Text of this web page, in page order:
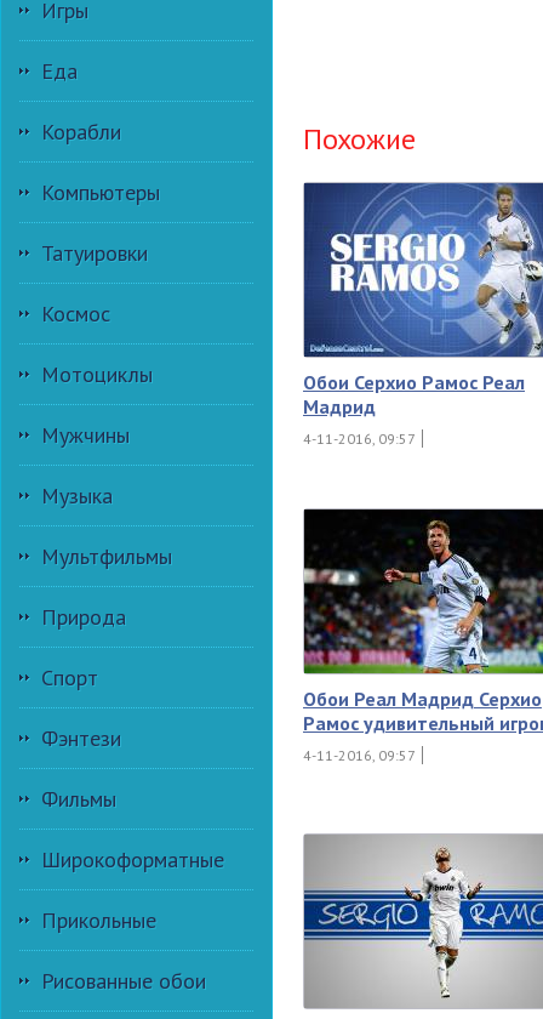
Игры
Еда
Корабли
Компьютеры
Татуировки
Космос
Мотоциклы
Мужчины
Музыка
Мультфильмы
Природа
Спорт
Фэнтези
Фильмы
Широкоформатные
Прикольные
Рисованные обои
Похожие
Обои Серхио Рамос Реал
Мадрид
4-11-2016, 09:57
Обои Реал Мадрид Серхио
Рамос удивительный
4-11-2016, 09:57